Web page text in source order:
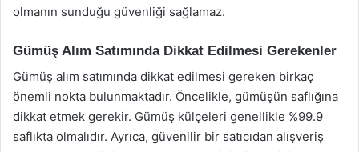
olmanın sunduğu güvenliği sağlamaz.
Gümüş Alım Satımında Dikkat Edilmesi Gerekenler
Gümüş alım satımında dikkat edilmesi gereken birkaç
önemli nokta bulunmaktadır. Öncelikle, gümüşün saflığına
dikkat etmek gerekir. Gümüş külçeleri genellikle %99.9
saflıkta olmalıdır. Ayrıca, güvenilir bir satıcıdan alışveriş